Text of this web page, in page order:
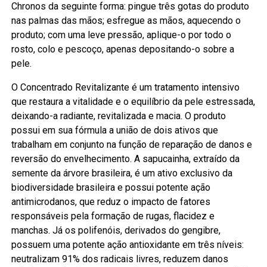
Chronos da seguinte forma: pingue três gotas do produto
nas palmas das mãos; esfregue as mãos, aquecendo o
produto; com uma leve pressão, aplique-o por todo o
rosto, colo e pescoço, apenas depositando-o sobre a
pele.
O Concentrado Revitalizante é um tratamento intensivo
que restaura a vitalidade e o equilíbrio da pele estressada,
deixando-a radiante, revitalizada e macia. O produto
possui em sua fórmula a união de dois ativos que
trabalham em conjunto na função de reparação de danos e
reversão do envelhecimento. A sapucainha, extraído da
semente da árvore brasileira, é um ativo exclusivo da
biodiversidade brasileira e possui potente ação
antimicrodanos, que reduz o impacto de fatores
responsáveis pela formação de rugas, flacidez e
manchas. Já os polifenóis, derivados do gengibre,
possuem uma potente ação antioxidante em três níveis:
neutralizam 91% dos radicais livres, reduzem danos